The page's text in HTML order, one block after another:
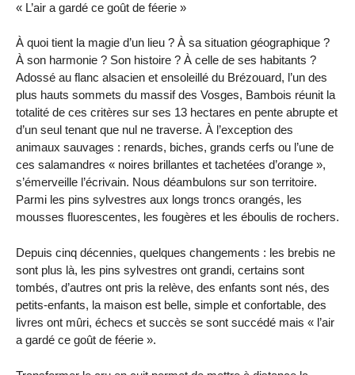
« L’air a gardé ce goût de féerie »
À quoi tient la magie d’un lieu ? À sa situation géographique ?
À son harmonie ? Son histoire ? À celle de ses habitants ?
Adossé au flanc alsacien et ensoleillé du Brézouard, l’un des
plus hauts sommets du massif des Vosges, Bambois réunit la
totalité de ces critères sur ses 13 hectares en pente abrupte et
d’un seul tenant que nul ne traverse. À l’exception des
animaux sauvages : renards, biches, grands cerfs ou l’une de
ces salamandres « noires brillantes et tachetées d’orange »,
s’émerveille l’écrivain. Nous déambulons sur son territoire.
Parmi les pins sylvestres aux longs troncs orangés, les
mousses fluorescentes, les fougères et les éboulis de rochers.
Depuis cinq décennies, quelques changements : les brebis ne
sont plus là, les pins sylvestres ont grandi, certains sont
tombés, d’autres ont pris la relève, des enfants sont nés, des
petits-enfants, la maison est belle, simple et confortable, des
livres ont mûri, échecs et succès se sont succédé mais « l’air
a gardé ce goût de féerie ».